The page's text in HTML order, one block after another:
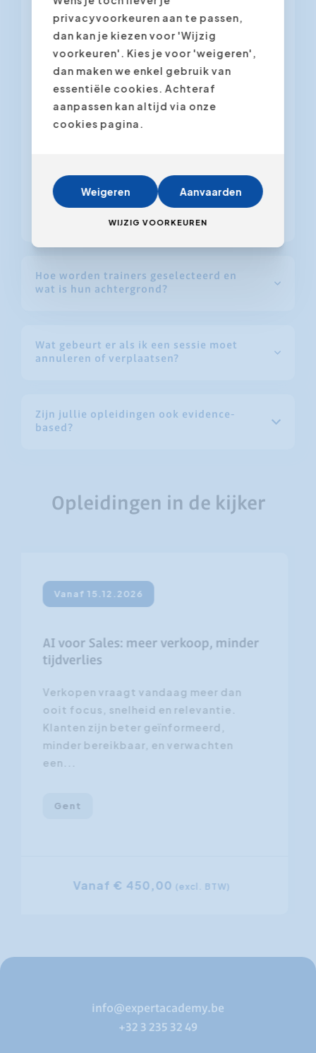
te herhalen.
Follow-up via e-mail of een kort
coachingsgesprek om vragen te
beantwoorden.
Online resources en oefeningen voor
verdere ontwikkeling.
Bekijk hier de evaluatie scores van de
meest recente opleidingen.
Hoe worden trainers geselecteerd en
wat is hun achtergrond?
Wat gebeurt er als ik een sessie moet
annuleren of verplaatsen?
Zijn jullie opleidingen ook evidence-
based?
Opleidingen in de kijker
Vanaf 15.12.2026
AI voor Sales: meer verkoop, minder
tijdverlies
Verkopen vraagt vandaag meer dan
ooit focus, snelheid en relevantie.
Klanten zijn beter geïnformeerd,
minder bereikbaar, en verwachten
een...
Gent
Vanaf € 450,00 (excl. BTW)
info@expertacademy.be
+32 3 235 32 49
privacyvoorkeuren aan te passen,
dan kan je kiezen voor 'Wijzig
voorkeuren'. Kies je voor 'weigeren',
dan maken we enkel gebruik van
essentiële cookies. Achteraf
aanpassen kan altijd via onze
cookies pagina.
Weigeren Aanvaarden
WIJZIG VOORKEUREN